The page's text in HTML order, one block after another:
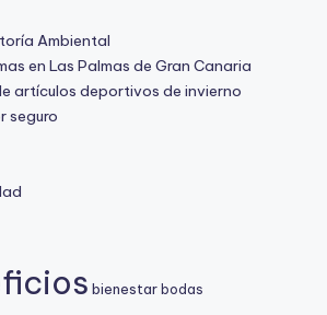
Ambiental
en Las Palmas de Gran Canaria
artículos deportivos de invierno
seguro
bienestar bodas